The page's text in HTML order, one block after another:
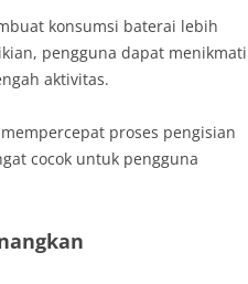
konsumsi baterai lebih
pengguna dapat menikmati
aktivitas.
proses pengisian
cocok untuk pengguna